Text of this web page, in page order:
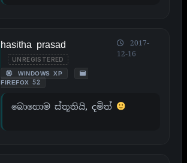
hasitha prasad
UNREGISTERED
WINDOWS XP
FIREFOX 52
2017-
12-16
බොහොම ස්තූතියි, දමිත්